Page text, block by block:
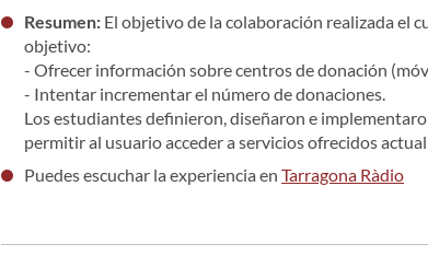
Resumen: El objetivo de la colaboración realizada el
objetivo:
- Ofrecer información sobre centros de donación
- Intentar incrementar el número de donaciones.
Los estudiantes definieron, diseñaron e
permitir al usuario acceder a servicios ofrecidos
Puedes escuchar la experiencia enTarragona Ràdio